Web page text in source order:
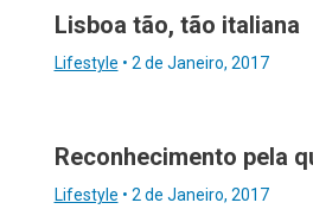
Lisboa tão, tão italiana
Lifestyle • 2 de Janeiro, 2017
Reconhecimento pela
Lifestyle • 2 de Janeiro, 2017